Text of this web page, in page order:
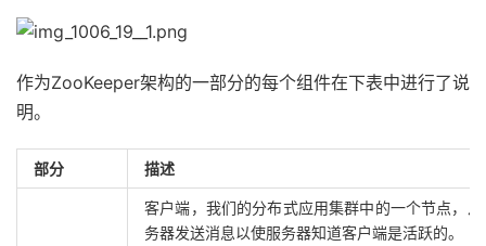
作为ZooKeeper架构的一部分的每个组件在下表中进行了说
明。
部分 描述
客户端，我们的分布式应用集群中的一个节点，
务器发送消息以使服务器知道客户端是活跃的。